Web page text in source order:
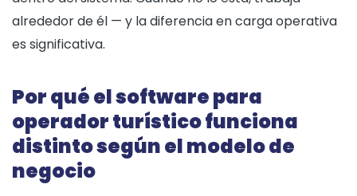
alrededor de él — y la diferencia en carga operativa
es significativa.
Por qué el software para
operador turístico funciona
distinto según el modelo de
negocio